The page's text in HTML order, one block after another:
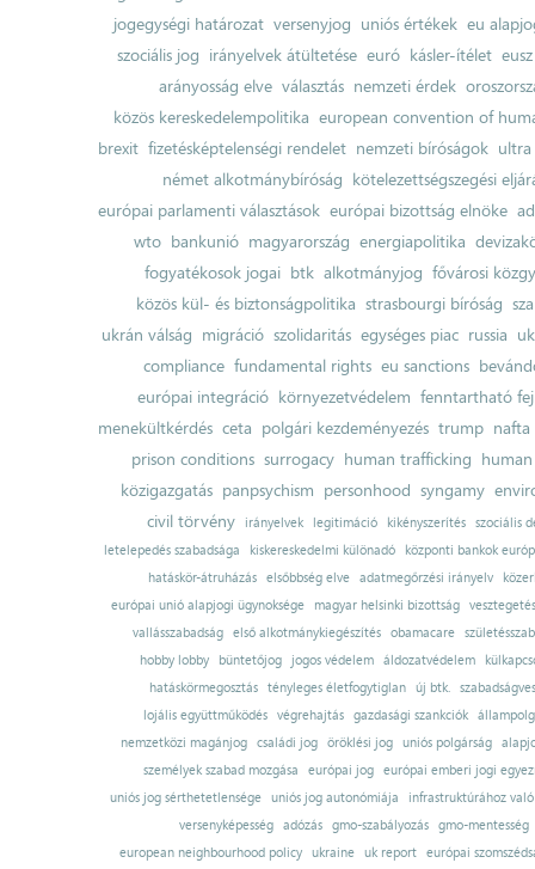
jogegységi határozat versenyjog uniós értékek eu
szociális jog irányelvek átültetése euró kásler-ítélet
arányosság elve választás nemzeti érdek
közös kereskedelempolitika european convention of
brexit fizetésképtelenségi rendelet nemzeti bíróságok ultra
német alkotmánybíróság kötelezettségszegési
európai parlamenti választások európai bizottság elnöke
wto bankunió magyarország energiapolitika
fogyatékosok jogai btk alkotmányjog fővárosi
közös kül- és biztonságpolitika strasbourgi bíróság
ukrán válság migráció szolidaritás egységes piac russia
compliance fundamental rights eu sanctions
európai integráció környezetvédelem fenntartható
menekültkérdés ceta polgári kezdeményezés trump nafta
prison conditions surrogacy human trafficking
közigazgatás panpsychism personhood syngamy
civil törvény
irányelvek legitimáció kikényszerítés szociális
letelepedés szabadsága
kiskereskedelmi különadó
központi bankok
hatáskör-átruházás
elsőbbség elve adatmegőrzési irányelv
európai unió alapjogi ügynoksége
magyar helsinki bizottság
vesztegetés
vallásszabadság
első alkotmánykiegészítés obamacare
hobby lobby
büntetőjog jogos védelem áldozatvédelem
hatáskörmegosztás tényleges életfogytiglan új btk.
lojális együttműködés
végrehajtás gazdasági szankciók
nemzetközi magánjog
családi jog öröklési jog uniós polgárság
személyek szabad mozgása
európai jog európai emberi jogi
uniós jog sérthetetlensége uniós jog autonómiája
infrastruktúrához
versenyképesség adózás gmo-szabályozás gmo-mentesség
european neighbourhood policy
ukraine uk report
európai